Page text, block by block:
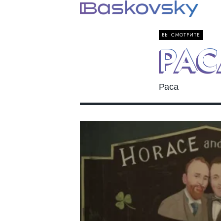
ВЫ СМОТРИТЕ
Раса